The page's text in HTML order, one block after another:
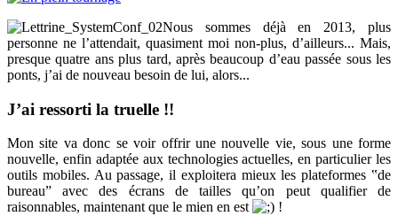
Nous sommes déjà en 2013, plus
personne ne l’attendait, quasiment moi non-plus, d’ailleurs... Mais,
presque quatre ans plus tard, après beaucoup d’eau passée sous les
ponts, j’ai de nouveau besoin de lui, alors...
J’ai ressorti la truelle !!
Mon site va donc se voir offrir une nouvelle vie, sous une forme
nouvelle, enfin adaptée aux technologies actuelles, en particulier les
outils mobiles. Au passage, il exploitera mieux les plateformes ‟de
bureau” avec des écrans de tailles qu’on peut qualifier de
raisonnables, maintenant que le mien en est
!